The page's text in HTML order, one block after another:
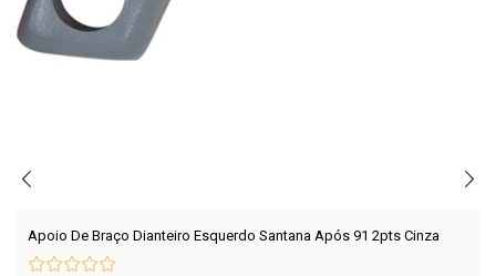
Apoio De Braço Dianteiro Esquerdo Santana Após 91 2pts Cinza